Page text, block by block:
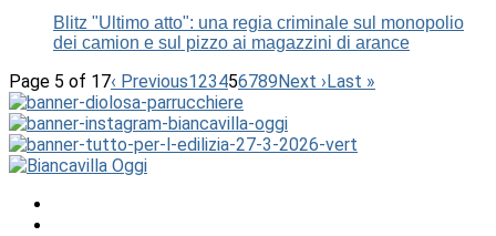
Blitz "Ultimo atto": una regia criminale sul monopolio
dei camion e sul pizzo ai magazzini di arance
Page 5 of 17‹ Previous123456789Next ›Last »